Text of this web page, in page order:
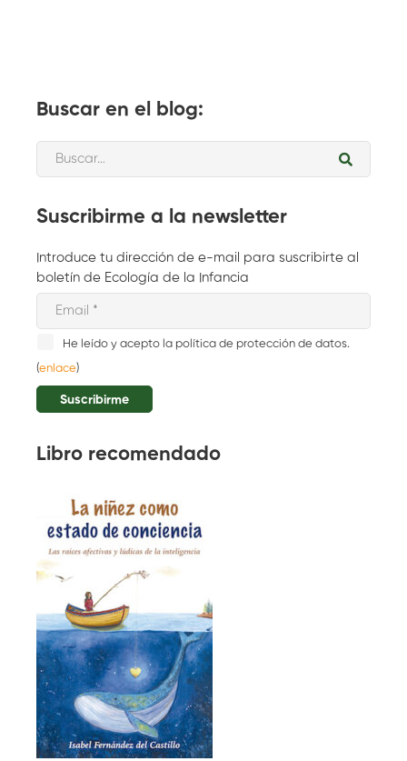
Buscar en el blog:
Suscribirme a la newsletter
Introduce tu dirección de e-mail para suscribirte al
boletín de Ecología de la Infancia
He leído y acepto la política de protección de datos.
(enlace)
Libro recomendado